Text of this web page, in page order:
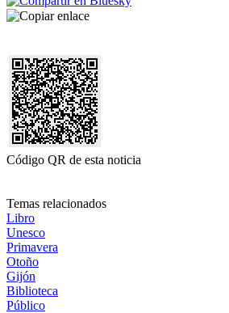
Código QR de esta noticia
Temas relacionados
Libro
Unesco
Primavera
Otoño
Gijón
Biblioteca
Público